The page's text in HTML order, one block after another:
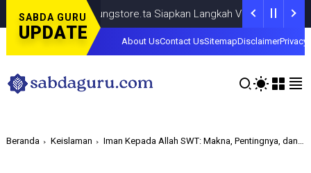
SABDA GURU
UPDATE
@samsungstore.ta Siapkan Langkah Verifikasi Resmi NEWS
About UsContact UsSitemapDisclaimerPrivacy
Beranda Keislaman Iman Kepada Allah SWT: Makna, Pentingnya, dan Cara Meningkatkannya